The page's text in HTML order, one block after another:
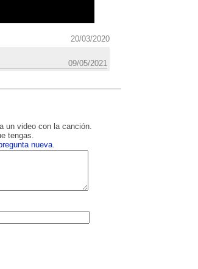
20/03/2020
09/05/2021
un video con la canción.
tengas.
nueva.